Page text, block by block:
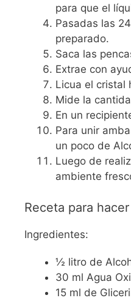
para que el
Pasadas las
preparado.
Saca las
Extrae con
Licua el cristal
Mide la
En un
Para unir
un poco de
Luego de
ambiente
Receta para
Ingredientes:
½ litro de
30 ml Agua
15 ml de